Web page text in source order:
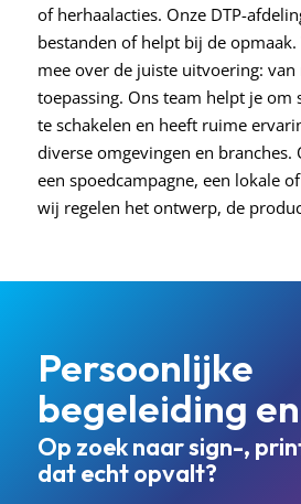
of herhaalacties. Onze DTP-
bestanden of helpt bij de
mee over de juiste uitvoering:
toepassing. Ons team helpt je om
te schakelen en heeft ruime
diverse omgevingen en branches.
een spoedcampagne, een lokale
wij regelen het ontwerp, de
Persoonlijke
begeleiding
Op zoek naar sign-,
dat echt opvalt?